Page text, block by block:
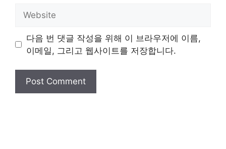
다음 번 댓글 작성을 위해 이 브라우저에 이름,
이메일, 그리고 웹사이트를 저장합니다.